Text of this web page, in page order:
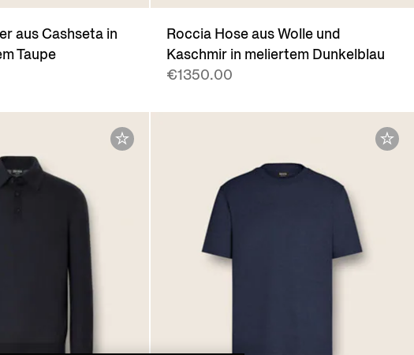
aus Cashseta in
Taupe
Roccia Hose aus Wolle und
Kaschmir in meliertem Dunkelblau
€1350.00